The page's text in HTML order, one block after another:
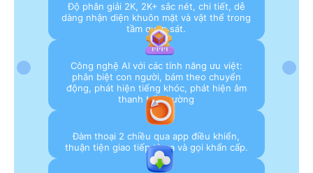
Độ phân giải 2K, 2K+ sắc nét, chi tiết, dễ
dàng nhận diện khuôn mặt và vật thể trong
tầm quan sát.
Công nghệ AI với các tính năng ưu việt:
phân biệt con người, bám theo chuyển
động, phát hiện tiếng khóc, phát hiện âm
thanh bất thường
Đàm thoại 2 chiều qua app điều khiển,
thuận tiện giao tiếp từ xa và gọi khẩn cấp.